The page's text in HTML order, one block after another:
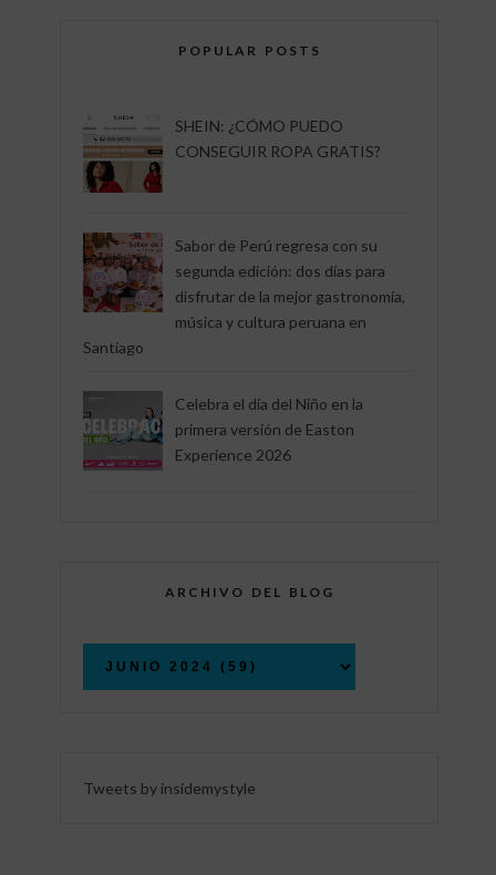
POPULAR POSTS
SHEIN: ¿CÓMO PUEDO
CONSEGUIR ROPA GRATIS?
Sabor de Perú regresa con su
segunda edición: dos días para
disfrutar de la mejor gastronomía,
música y cultura peruana en
Santiago
Celebra el día del Niño en la
primera versión de Easton
Experience 2026
ARCHIVO DEL BLOG
Tweets by insidemystyle